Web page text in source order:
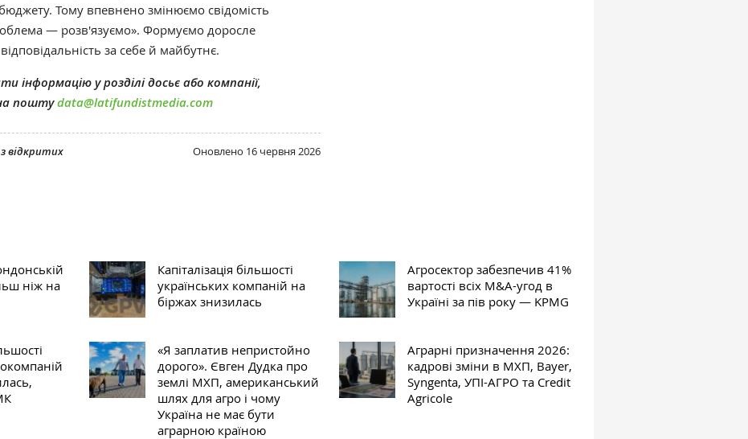
Тому впевнено змінюємо свідомість
— розв'язуємо». Формуємо доросле
за себе й майбутнє.
інформацію у розділі досьє або компанії,
поштуdata@latifundistmedia.com
відкритих
Оновлено 16 червня 2026
ніж на
Капіталізація більшості
українських компаній на
біржах знизилась
Агросектор забезпечив 41%
вартості всіх M&A-угод в
Україні за пів року — KPMG
«Я заплатив непристойно
дорого». Євген Дудка про
землі МХП, американський
шлях для агро і чому
Україна не має бути
аграрною країною
Аграрні призначення 2026:
кадрові зміни в МХП, Bayer,
Syngenta, УПІ-АГРО та Credit
Agricole